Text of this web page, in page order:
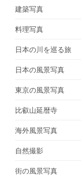
建築写真
料理写真
日本の川を巡る旅
日本の風景写真
東京の風景写真
比叡山延暦寺
海外風景写真
自然撮影
街の風景写真